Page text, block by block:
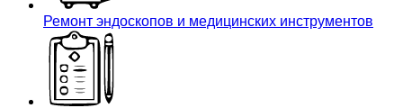
Ремонт эндоскопов и медицинских инструментов